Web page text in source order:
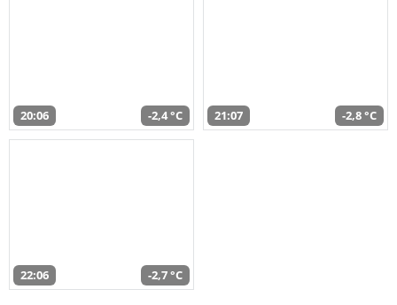
20:06 -2,4 °C 21:07 -2,8 °C
22:06 -2,7 °C